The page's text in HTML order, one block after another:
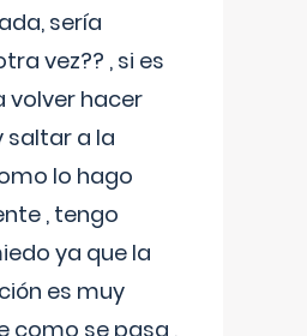
sería
vez?? , si es
volver hacer
saltar a la
lo hago
, tengo
ya que la
es muy
como se pasa ,